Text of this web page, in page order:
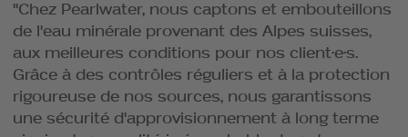
"Chez Pearlwater, nous captons et embouteillons
de l'eau minérale provenant des Alpes suisses,
aux meilleures conditions pour nos client·e·s.
Grâce à des contrôles réguliers et à la protection
rigoureuse de nos sources, nous garantissons
une sécurité d'approvisionnement à long terme